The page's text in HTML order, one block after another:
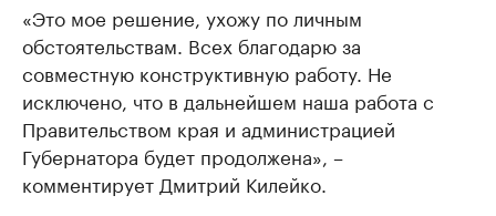
«Это мое решение, ухожу по личным
обстоятельствам. Всех благодарю за
совместную конструктивную работу. Не
исключено, что в дальнейшем наша работа с
Правительством края и администрацией
Губернатора будет продолжена», –
комментирует Дмитрий Килейко.